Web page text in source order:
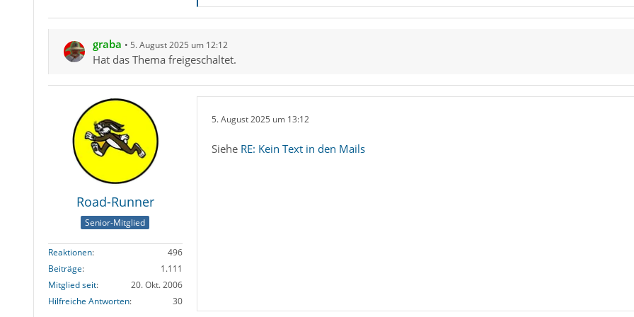
graba 5. August 2025 um 12:12
Hat das Thema freigeschaltet.
Road-Runner
Senior-Mitglied
Reaktionen
496
Beiträge
1.111
Mitglied seit
20. Okt. 2006
Hilfreiche Antworten
30
5. August 2025 um 13:12
Siehe RE: Kein Text in den Mails